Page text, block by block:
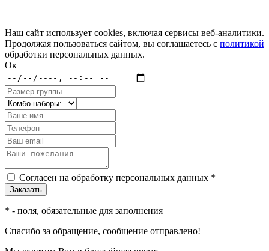
Наш сайт использует cookies, включая сервисы веб-аналитики.
Продолжая пользоваться сайтом, вы соглашаетесь с политикой
обработки персональных данных.
Ок
Согласен на обработку персональных данных *
* - поля, обязательные для заполнения
Спасибо за обращение, сообщение отправлено!